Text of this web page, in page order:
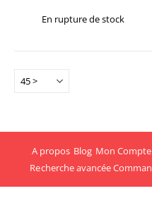
En rupture de stock
A propos Blog Mon Compte
Recherche avancée